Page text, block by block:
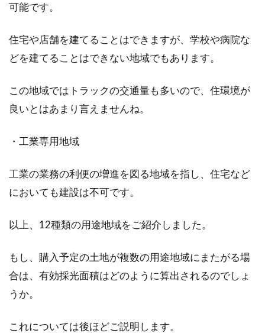
可能です。
住宅や店舗を建てることはできますが、学校や病院な
どを建てることはできない地域でもあります。
この地域ではトラックの交通量も多いので、住環境が
良いとはあまり言えませんね。
・工業専用地域
工業の業務の利便の増進を図る地域を指し、住宅など
においても建設は不可です。
以上、12種類の用途地域をご紹介しました。
もし、購入予定の土地が複数の用途地域にまたがる場
合は、有効採光面積はどのように算出されるのでしょ
うか。
これについては後ほどご説明します。